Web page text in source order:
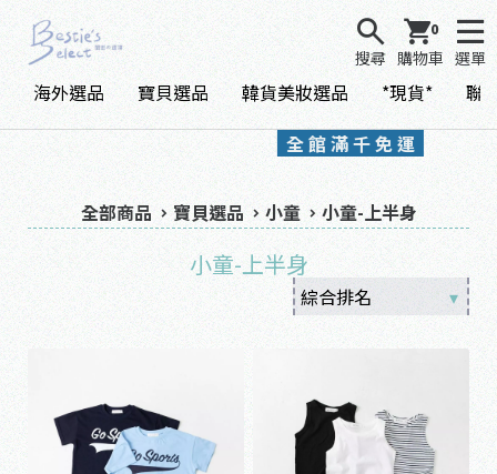
0
購物車
搜尋 選單
海外選品 寶貝選品 韓貨美妝選品 *現貨*
聯
全 館 滿 千 免 運
全部商品 寶貝選品 小童 小童-上半身
小童-上半身